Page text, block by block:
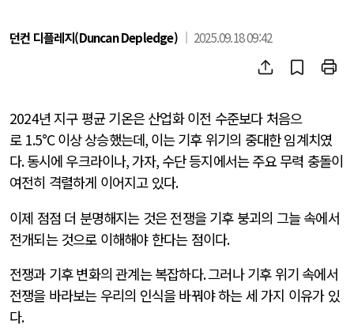
던컨 디플레지(Duncan Depledge) 2025.09.18 09:42
2024년 지구 평균 기온은 산업화 이전 수준보다 처음으
로 1.5°C이상 상승했는데, 이는 기후 위기의 중대한 임계치였
다.동시에 우크라이나,가자, 수단 등지에서는 주요 무력 충돌이
여전히 격렬하게 이어지고 있다.
이제 점점 더 분명해지는 것은 전쟁을 기후 붕괴의 그늘 속에서
전개되는 것으로 이해해야 한다는 점이다.
전쟁과 기후 변화의 관계는 복잡하다.그러나 기후 위기 속에서
전쟁을 바라보는 우리의 인식을 바꿔야 하는 세 가지 이유가 있
다.